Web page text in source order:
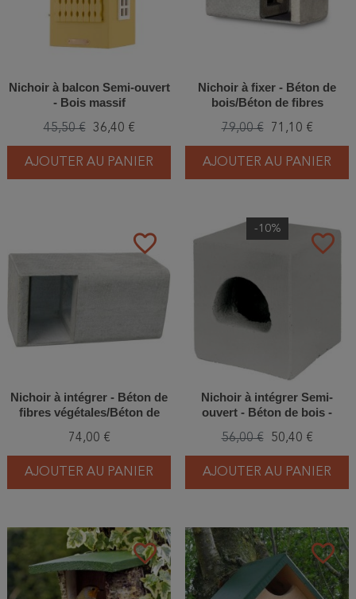
Nichoir à balcon Semi-ouvert
- Bois massif
45,50 € 36,40 €
AJOUTER AU PANIER
Nichoir à fixer - Béton de
bois/Béton de fibres
632/5)
79,00 € 71,10 €
AJOUTER AU PANIER
favorite_border
Nichoir à intégrer - Béton de
fibres végétales/Béton de
631/8)
74,00 €
AJOUTER AU PANIER
favorite_border
-10%
Nichoir à intégrer Semi-
ouvert - Béton de bois -
56,00 € 50,40 €
AJOUTER AU PANIER
favorite_border favorite_border